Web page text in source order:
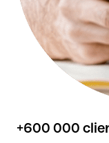
+600 000